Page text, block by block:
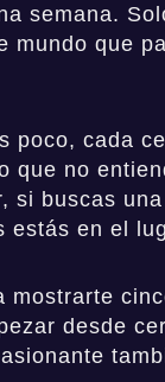
semana.
mundo que
poco, cada
que no
si buscas
estás en el
mostrarte
desde